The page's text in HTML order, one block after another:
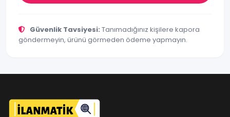
Güvenlik Tavsiyesi: Tanımadığınız kişilere kapora
göndermeyin, ürünü görmeden ödeme yapmayın.